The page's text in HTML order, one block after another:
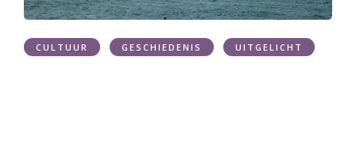
CULTUUR GESCHIEDENIS UITGELICHT